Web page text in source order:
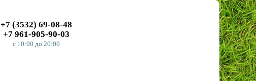
+7 (3532) 69-08-48
+7 961-905-90-03
c 10:00 до 20:00